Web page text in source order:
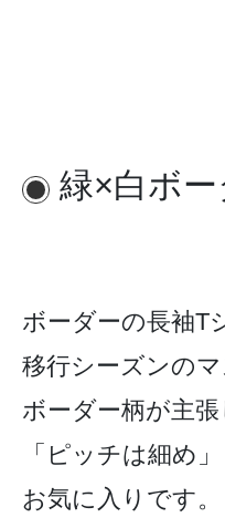
緑×白ボ
ボーダーの長袖T
移行シーズンのマ
ボーダー柄が主
「ピッチは細め
お気に入りです。